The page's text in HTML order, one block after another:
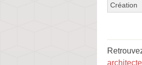
Création